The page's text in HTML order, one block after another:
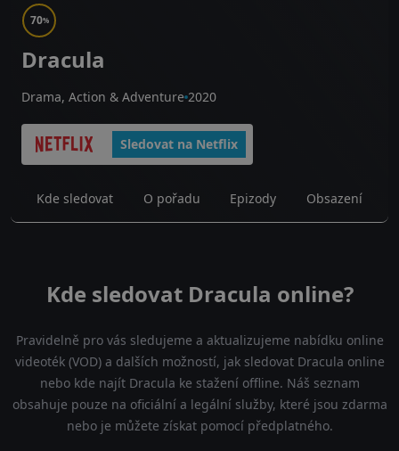
70%
Dracula
Drama, Action & Adventure 2020
Sledovat na Netflix
Kde sledovat O pořadu Epizody Obsazení
Kde sledovat Dracula online?
Pravidelně pro vás sledujeme a aktualizujeme nabídku online
videoték (VOD) a dalších možností, jak sledovat Dracula online
nebo kde najít Dracula ke stažení offline. Náš seznam
obsahuje pouze na oficiální a legální služby, které jsou zdarma
nebo je můžete získat pomocí předplatného.